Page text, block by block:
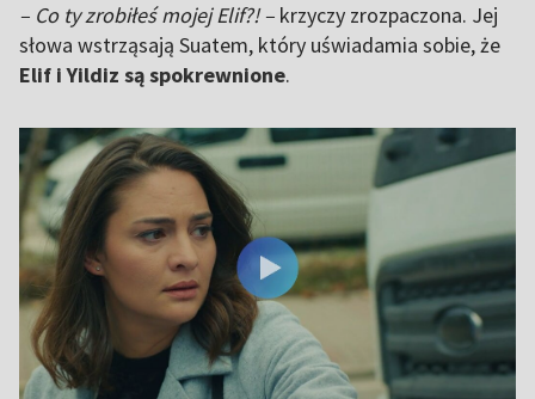
– Co ty zrobiłeś mojej Elif?! – krzyczy zrozpaczona. Jej
słowa wstrząsają Suatem, który uświadamia sobie, że
Elif i Yildiz są spokrewnione.